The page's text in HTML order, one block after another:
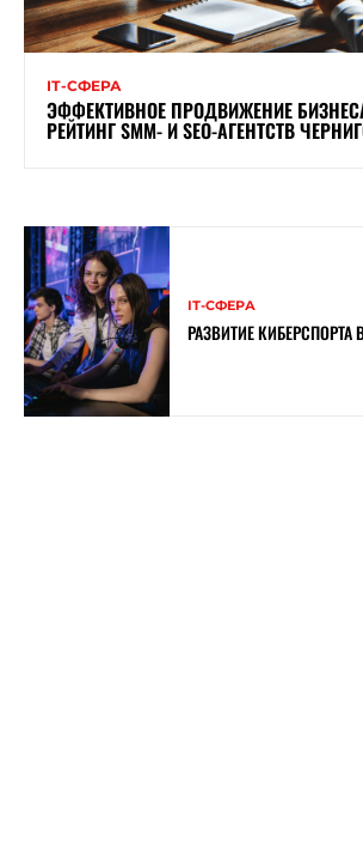
ІТ-СФЕРА
ЭФФЕКТИВНОЕ ПРОДВИЖЕНИЕ
РЕЙТИНГ SMM- И SEO-АГЕНТСТВ
ІТ-СФЕРА
РАЗВИТИЕ КИБЕРСПОРТА